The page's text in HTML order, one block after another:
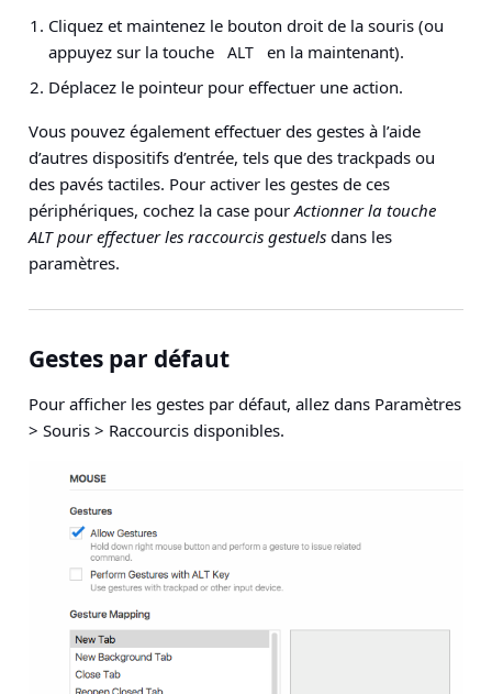
Cliquez et maintenez le bouton droit de la souris (ou
appuyez sur la touche
ALT
en la maintenant).
Déplacez le pointeur pour effectuer une action.
Vous pouvez également effectuer des gestes à l’aide
d’autres dispositifs d’entrée, tels que des trackpads ou
des pavés tactiles. Pour activer les gestes de ces
périphériques, cochez la case pourActionner la touche
ALT pour effectuer les raccourcis gestuels dans les
paramètres.
Gestes par défaut
Pour afficher les gestes par défaut, allez dans Paramètres
> Souris > Raccourcis disponibles.